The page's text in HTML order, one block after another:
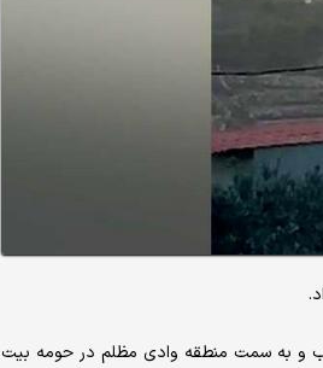
و به سمت منطقه وادی مظلم در حومه بیت